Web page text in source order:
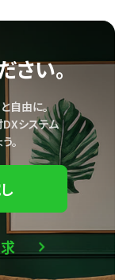
さい。
自由に。
システム
。